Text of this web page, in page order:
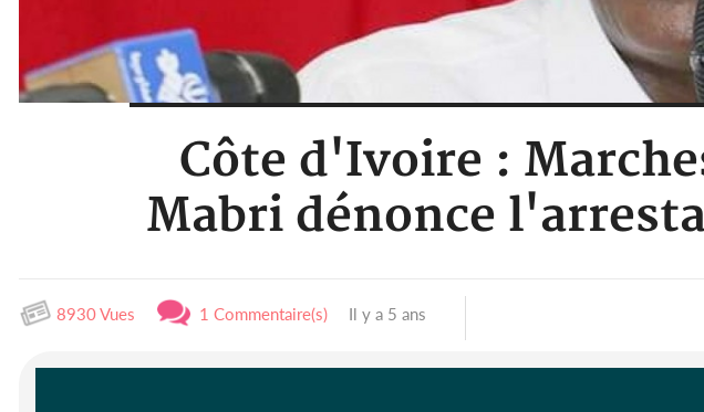
Côte d'Ivoire :
Mabri dénonce
8930 Vues 1 Commentaire(s) Il y a 5 ans